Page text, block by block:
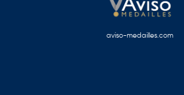
aviso-medailles.com